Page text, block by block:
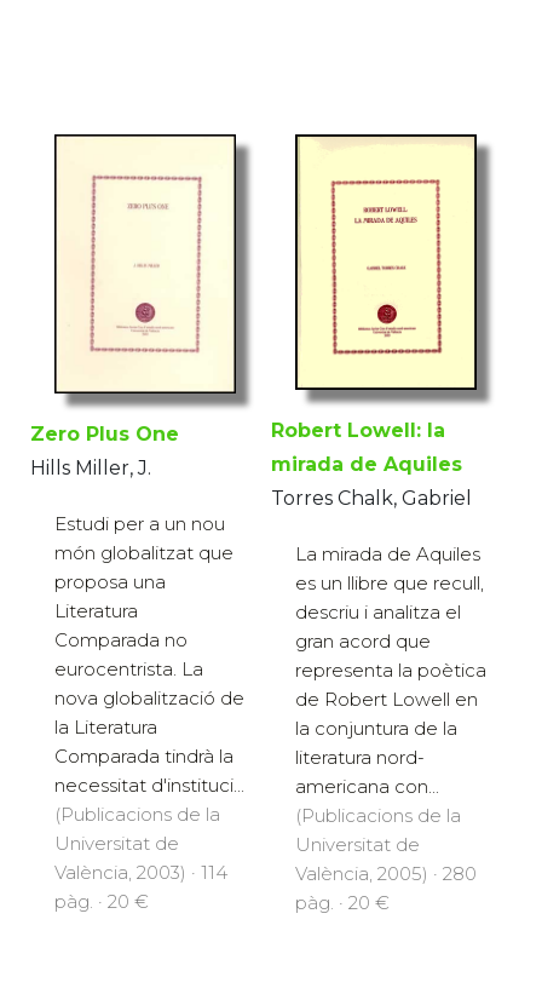
Zero Plus One
Hills Miller, J.
Estudi per a un nou
món globalitzat que
proposa una
Literatura
Comparada no
eurocentrista. La
nova globalització de
la Literatura
Comparada tindrà la
necessitat d'instituci...
(Publicacions de la
Universitat de
València, 2003) · 114
pàg. · 20 €
Robert Lowell: la
mirada de Aquiles
Torres Chalk, Gabriel
La mirada de Aquiles
es un llibre que recull,
descriu i analitza el
gran acord que
representa la poètica
de Robert Lowell en
la conjuntura de la
literatura nord-
americana con...
(Publicacions de la
Universitat de
València, 2005) · 280
pàg. · 20 €